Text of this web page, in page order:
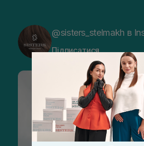
@sisters_stelmakh в
Підписатися